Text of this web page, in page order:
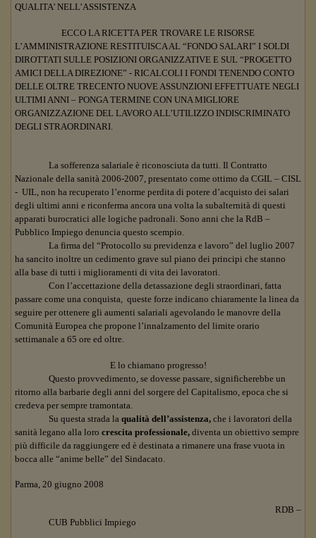
QUALITA’ NELL’ASSISTENZA
ECCO LA RICETTA PER TROVARE LE RISORSE
L’AMMINISTRAZIONE RESTITUISCA AL “FONDO SALARI” I SOLDI
DIROTTATI SULLE POSIZIONI ORGANIZZATIVE E SUL “PROGETTO
AMICI DELLA DIREZIONE” - RICALCOLI I FONDI TENENDO CONTO
DELLE OLTRE TRECENTO NUOVE ASSUNZIONI EFFETTUATE NEGLI
ULTIMI ANNI – PONGA TERMINE CON UNA MIGLIORE
ORGANIZZAZIONE DEL LAVORO ALL’UTILIZZO INDISCRIMINATO
DEGLI STRAORDINARI.
La sofferenza salariale è riconosciuta da tutti. Il Contratto
Nazionale della sanità 2006-2007, presentato come ottimo da CGIL – CISL
- UIL, non ha recuperato l’enorme perdita di potere d’acquisto dei salari
degli ultimi anni e riconferma ancora una volta la subalternità di questi
apparati burocratici alle logiche padronali. Sono anni che la RdB –
Pubblico Impiego denuncia questo scempio.
La firma del “Protocollo su previdenza e lavoro” del luglio 2007
ha sancito inoltre un cedimento grave sul piano dei principi che stanno
alla base di tutti i miglioramenti di vita dei lavoratori.
Con l’accettazione della detassazione degli straordinari, fatta
passare come una conquista, queste forze indicano chiaramente la linea da
seguire per ottenere gli aumenti salariali agevolando le manovre della
Comunità Europea che propone l’innalzamento del limite orario
settimanale a 65 ore ed oltre.
E lo chiamano progresso!
Questo provvedimento, se dovesse passare, significherebbe un
ritorno alla barbarie degli anni del sorgere del Capitalismo, epoca che si
credeva per sempre tramontata.
Su questa strada la qualità dell’assistenza, che i lavoratori della
sanità legano alla loro crescita professionale, diventa un obiettivo sempre
più difficile da raggiungere ed è destinata a rimanere una frase vuota in
bocca alle “anime belle” del Sindacato.
Parma, 20 giugno 2008
RDB –
CUB Pubblici Impiego